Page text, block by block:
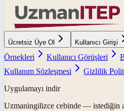
Ücretsiz Üye Ol Kullanıcı Girişi
Örnekleri
Kullanıcı Görüşleri
Kullanım Sözleşmesi
Gizlilik
Uygulamayı indir
Uzmaningilizce cebinde — istediğin